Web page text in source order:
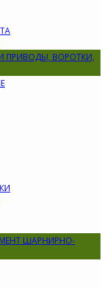
ПРИВОДЫ, ВОРОТКИ,
ШАРНИРНО-